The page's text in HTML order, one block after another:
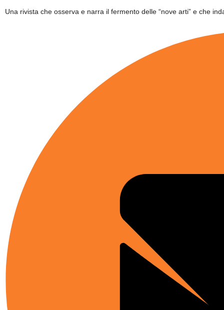
Una rivista che osserva e narra il fermento delle “nove arti” e che